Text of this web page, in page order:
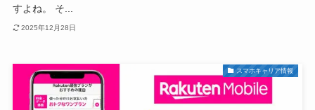
すよね。 そ...
2025年12月28日
スマホキャリア情報